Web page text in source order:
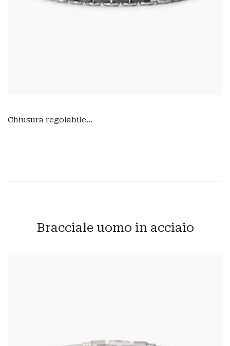
Chiusura regolabile...
Bracciale uomo in acciaio